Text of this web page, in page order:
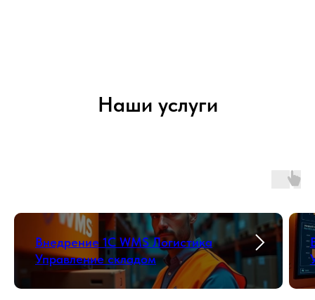
Наши услуги
Внедрение 1С WMS Логистика
Управление складом